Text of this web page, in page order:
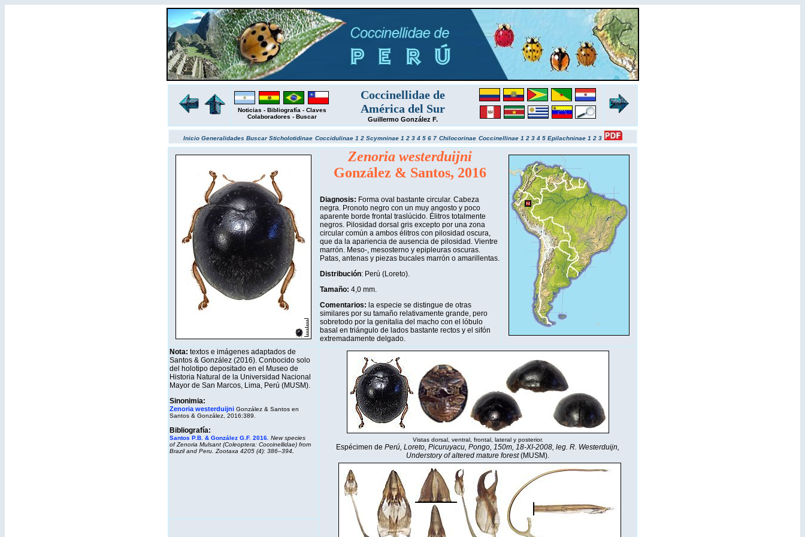
Noticias - Bibliografía - Claves
Colaboradores - Buscar
Coccinellidae de
América del Sur
Guillermo González F.
Inicio Generalidades BuscarSticholotidinae Coccidulinae 1 2 Scymninae 1 2 3 4 5 6 7 Chilocorinae Coccinellinae 1 2 3 4 5 Epilachninae 1 2 3
Zenoria westerduijni
González & Santos, 2016
Diagnosis: Forma oval bastante circular. Cabeza
negra. Pronoto negro con un muy angosto y poco
aparente borde frontal traslúcido. Élitros totalmente
negros. Pilosidad dorsal gris excepto por una zona
circular común a ambos élitros con pilosidad oscura,
que da la apariencia de ausencia de pilosidad. Vientre
marrón. Meso-, mesosterno y epipleuras oscuras.
Patas, antenas y piezas bucales marrón o amarillentas.
Distribución: Perú (Loreto).
Tamaño: 4,0 mm.
Comentarios: la especie se distingue de otras
similares por su tamaño relativamente grande, pero
sobretodo por la genitalia del macho con el lóbulo
basal en triángulo de lados bastante rectos y el sifón
extremadamente delgado.
Nota: textos e imágenes adaptados de
Santos & González (2016). Conbocido solo
del holotipo depositado en el Museo de
Historia Natural de la Universidad Nacional
Mayor de San Marcos, Lima, Perú (MUSM).
Sinonimia:
Zenoria westerduijni González & Santos en
Santos & González, 2016:389.
Bibliografía:
Santos P.B. & González G.F. 2016 New species
of Zenoria Mulsant (Coleoptera: Coccinellidae) from
Brazil and Peru. Zootaxa 4205 (4): 386–394
Vistas dorsal, ventral, frontal, lateral y posterior.
Espécimen de Perú, Loreto, Picuruyacu, Pongo, 150m, 18-XI-2008, leg. R. Westerduijn,
Understory of altered mature forest(MUSM).